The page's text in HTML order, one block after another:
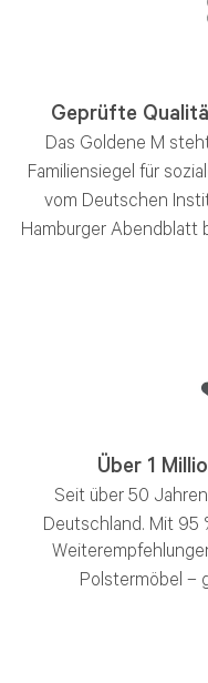
Geprüfte
Das Goldene M
Familiensiegel für
vom Deutschen
Hamburger Abendblatt
Über 1
Seit über 50
Deutschland. Mit 95
Polstermöbel –